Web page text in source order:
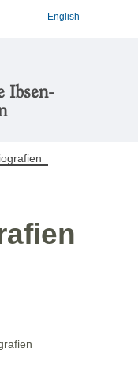
English
Ibsen-